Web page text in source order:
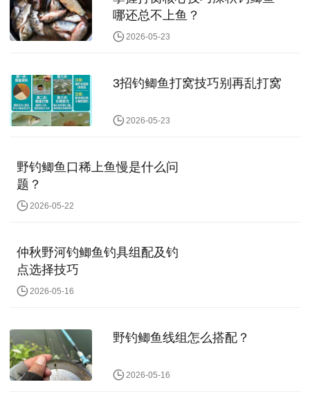
哪还总不上鱼？
2026-05-23
3招钓鲫鱼打窝技巧别再乱打窝
2026-05-23
野钓鲫鱼口稀上鱼慢是什么问
题？
2026-05-22
仲秋野河钓鲫鱼钓具组配及钓
点选择技巧
2026-05-16
野钓鲫鱼线组怎么搭配？
2026-05-16